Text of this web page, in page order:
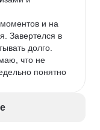
и на
Завертелся в
долго.
что не
понятно